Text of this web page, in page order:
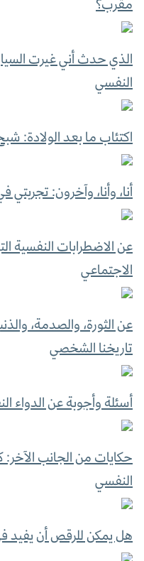
الذي حدث أني غيرت
النفسي
اكتئاب ما بعد الولادة:
أنا، وأنا، وآخرون: تجربتي
عن الاضطرابات النفسية
الاجتماعي
عن الثورة، والصدمة،
تاريخنا الشخصي
أسئلة وأجوبة عن الدواء
حكايات من الجانب الآخر:
النفسي
هل يمكن للرقص أن يفيد